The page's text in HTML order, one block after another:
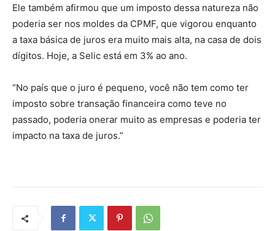
Ele também afirmou que um imposto dessa natureza não
poderia ser nos moldes da CPMF, que vigorou enquanto
a taxa básica de juros era muito mais alta, na casa de dois
dígitos. Hoje, a Selic está em 3% ao ano.
“No país que o juro é pequeno, você não tem como ter
imposto sobre transação financeira como teve no
passado, poderia onerar muito as empresas e poderia ter
impacto na taxa de juros.”